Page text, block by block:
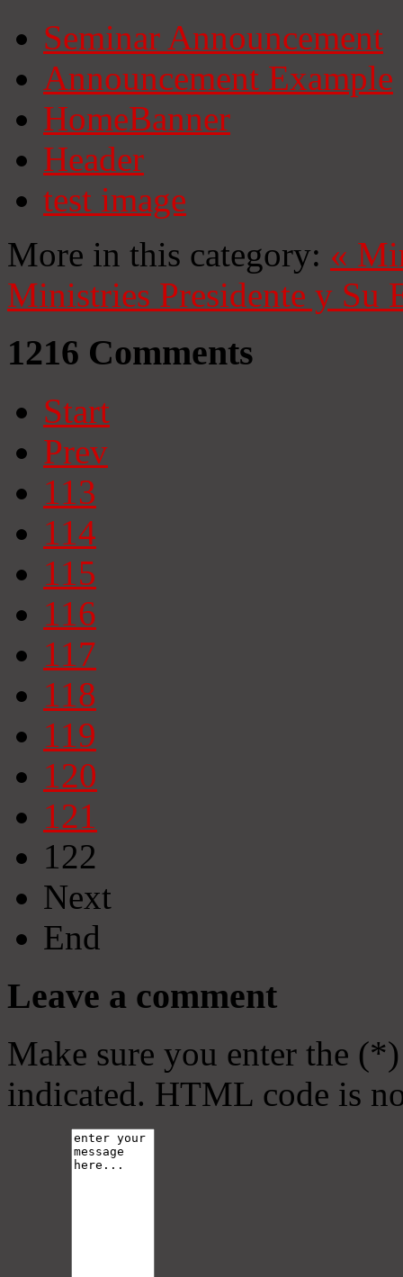
Seminar Announcement
Announcement Example
HomeBanner
Header
test image
More in this category: «
Ministries Presidente y Su
1216 Comments
Start
Prev
113
114
115
116
117
118
119
120
121
122
Next
End
Leave a comment
Make sure you enter the
indicated. HTML code is